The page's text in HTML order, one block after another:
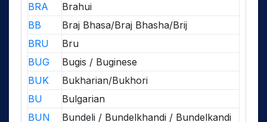
BRA
Brahui
BB
Braj Bhasa/Braj Bhasha/Brij
BRU
Bru
BUG
Bugis / Buginese
BUK
Bukharian/Bukhori
BU
Bulgarian
BUN
Bundeli / Bundelkhandi / Bundelkandi